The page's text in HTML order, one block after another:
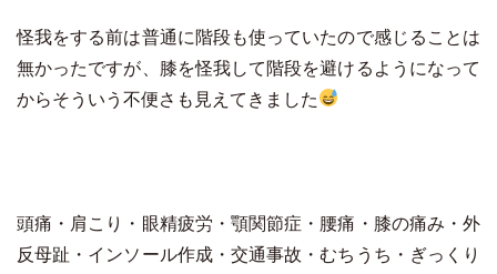
怪我をする前は普通に階段も使っていたので感じることは
無かったですが、膝を怪我して階段を避けるようになって
からそういう不便さも見えてきました
頭痛・肩こり・眼精疲労・顎関節症・腰痛・膝の痛み・外
反母趾・インソール作成・交通事故・むちうち・ぎっくり